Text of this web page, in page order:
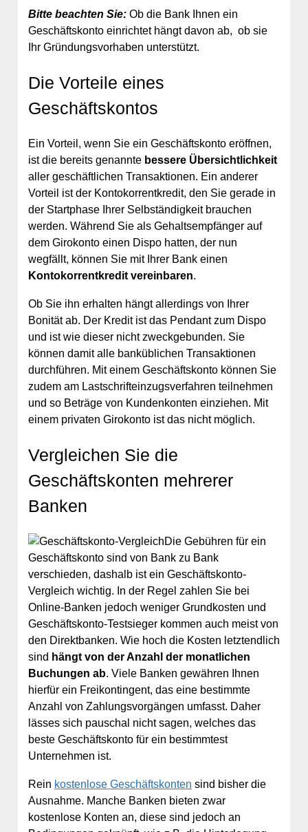
Bitte beachten Sie: Ob die Bank Ihnen ein
Geschäftskonto einrichtet hängt davon ab, ob sie
Ihr Gründungsvorhaben unterstützt.
Die Vorteile eines
Geschäftskontos
Ein Vorteil, wenn Sie ein Geschäftskonto eröffnen,
ist die bereits genannte bessere Übersichtlichkeit
aller geschäftlichen Transaktionen. Ein anderer
Vorteil ist der Kontokorrentkredit, den Sie gerade in
der Startphase Ihrer Selbständigkeit brauchen
werden. Während Sie als Gehaltsempfänger auf
dem Girokonto einen Dispo hatten, der nun
wegfällt, können Sie mit Ihrer Bank einen
Kontokorrentkredit vereinbaren.
Ob Sie ihn erhalten hängt allerdings von Ihrer
Bonität ab. Der Kredit ist das Pendant zum Dispo
und ist wie dieser nicht zweckgebunden. Sie
können damit alle banküblichen Transaktionen
durchführen. Mit einem Geschäftskonto können Sie
zudem am Lastschrifteinzugsverfahren teilnehmen
und so Beträge von Kundenkonten einziehen. Mit
einem privaten Girokonto ist das nicht möglich.
Vergleichen Sie die
Geschäftskonten mehrerer
Banken
Die Gebühren für ein
Geschäftskonto sind von Bank zu Bank
verschieden, dashalb ist ein Geschäftskonto-
Vergleich wichtig. In der Regel zahlen Sie bei
Online-Banken jedoch weniger Grundkosten und
Geschäftskonto-Testsieger kommen auch meist von
den Direktbanken. Wie hoch die Kosten letztendlich
sind hängt von der Anzahl der monatlichen
Buchungen ab. Viele Banken gewähren Ihnen
hierfür ein Freikontingent, das eine bestimmte
Anzahl von Zahlungsvorgängen umfasst. Daher
lässes sich pauschal nicht sagen, welches das
beste Geschäftskonto für ein bestimmtest
Unternehmen ist.
Rein kostenlose Geschäftskonten sind bisher die
Ausnahme. Manche Banken bieten zwar
kostenlose Konten an, diese sind jedoch an